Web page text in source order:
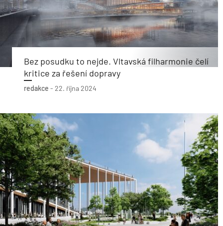
Bez posudku to nejde. Vltavská filharmonie čelí
kritice za řešení dopravy
redakce - 22. října 2024